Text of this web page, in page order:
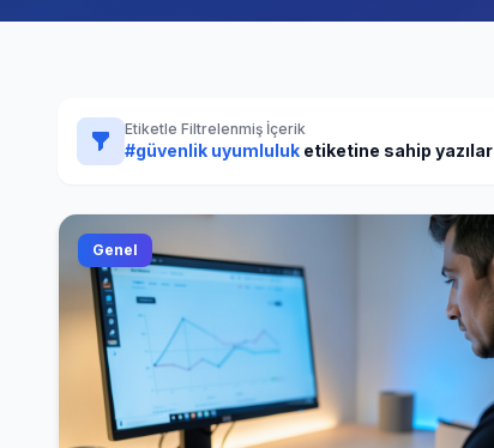
Etiketle Filtrelenmiş İçerik
#güvenlik uyumluluk etiketine sahip yazılar
Genel